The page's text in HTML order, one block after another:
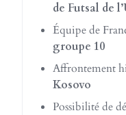
de Futsal de
Équipe de
groupe 10
Affrontement
Kosovo
Possibilité de